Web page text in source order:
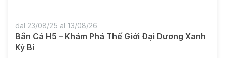
Bắn Cá H5 – Khám Phá Thế Giới Đại Dương Xanh
Kỳ Bí
dal 23/08/25 al 13/08/26